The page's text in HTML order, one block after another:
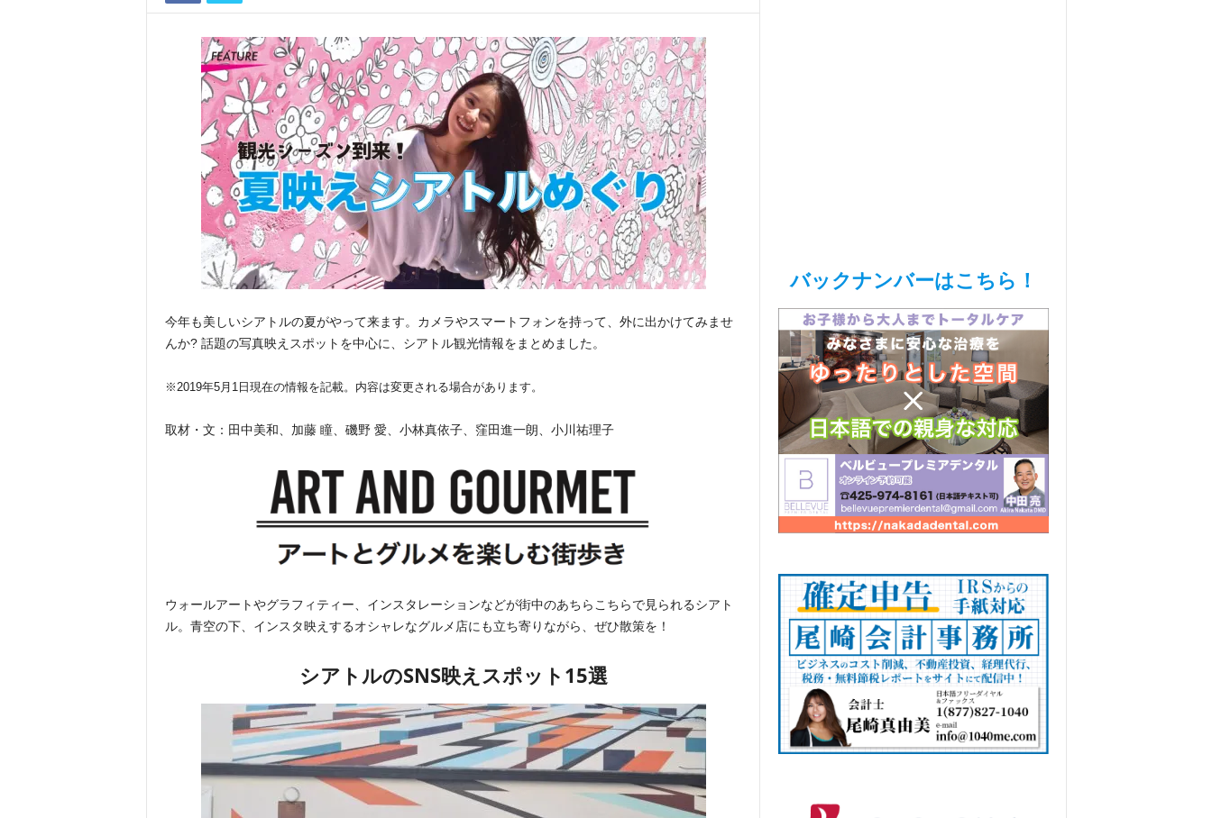
今年も美しいシアトルの夏がやって来ます。カメラやスマートフォンを持って、外に出かけてみませ
んか? 話題の写真映えスポットを中心に、シアトル観光情報をまとめました。
※2019年5月1日現在の情報を記載。内容は変更される場合があります。
取材・文：田中美和、加藤 瞳、磯野 愛、小林真依子、窪田進一朗、小川祐理子
ウォールアートやグラフィティー、インスタレーションなどが街中のあちらこちらで見られるシアト
ル。青空の下、インスタ映えするオシャレなグルメ店にも立ち寄りながら、ぜひ散策を！
シアトルのSNS映えスポット15選
バックナンバーはこちら！